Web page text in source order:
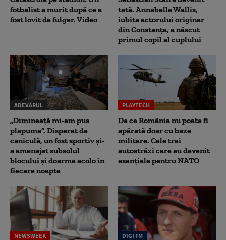
fotbalist a murit după ce a
fost lovit de fulger. Video
tată. Annabelle Wallis,
iubita actorului originar
din Constanța, a născut
primul copil al cuplului
ADEVĂRUL
„Dimineață mi-am pus
plapuma”. Disperat de
caniculă, un fost sportiv și-
a amenajat subsolul
blocului și doarme acolo în
fiecare noapte
PLAYTECH
De ce România nu poate fi
apărată doar cu baze
militare. Cele trei
autostrăzi care au devenit
esențiale pentru NATO
NEWSWEEK DIGI FM